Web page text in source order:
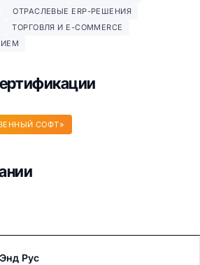
ОТРАСЛЕВЫЕ ERP-РЕШЕНИЯ
ТОРГОВЛЯ И E-COMMERCE
СОФТ»
Рус